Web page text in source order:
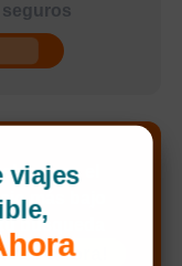
seguros
el
más bajo
búsqueda
ahora!
viajes